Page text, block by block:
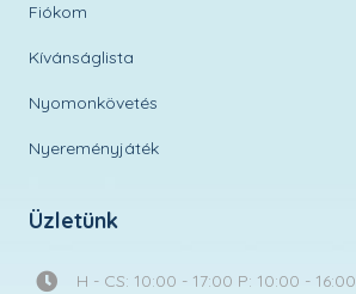
Fiókom
Kívánságlista
Nyomonkövetés
Nyereményjáték
Üzletünk
H - CS: 10:00 - 17:00 P: 10:00 - 16:00